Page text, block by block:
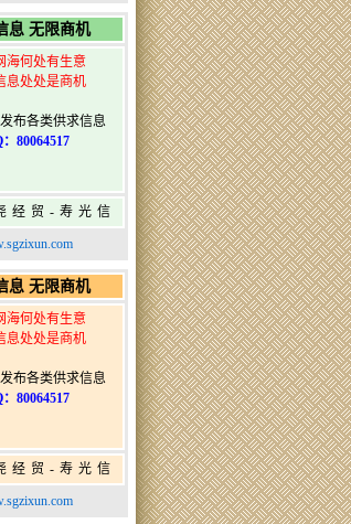
息 无限商机
海何处有生意
息处处是商机
布各类供求信息
80064517
经贸-寿光信
信息发布网-
息 无限商机
海何处有生意
息处处是商机
布各类供求信息
80064517
经贸-寿光信
信息发布网-